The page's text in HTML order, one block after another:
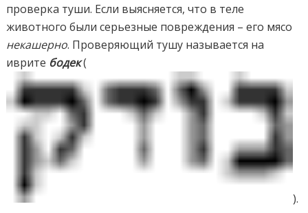
проверка туши. Если выясняется, что в теле
животного были серьезные повреждения – его мясо
некашерно. Проверяющий тушу называется на
иврите бодек(
).